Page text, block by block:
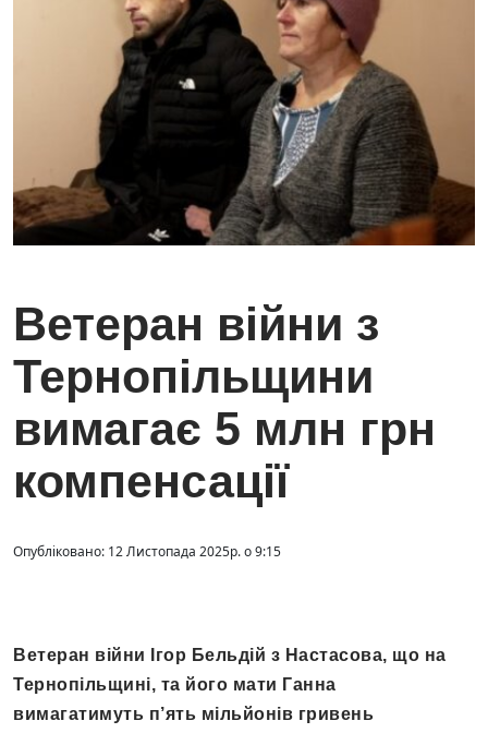
Ветеран війни з
Тернопільщини
вимагає 5 млн грн
компенсації
Опубліковано: 12 Листопада 2025р. о 9:15
Ветеран війни Ігор Бельдій з Настасова, що на
Тернопільщині, та його мати Ганна
вимагатимуть п’ять мільйонів гривень